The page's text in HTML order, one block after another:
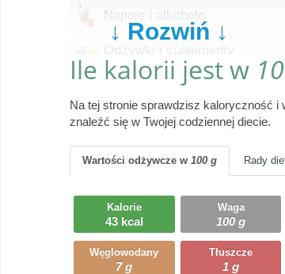
Wczytywanie
Napoje i alkohole
Wczytywanie
Wczytywanie
Wczytywanie
Pieczywo
Wczytywanie
Produkty gotowe
Wczytywanie
Ryby i owoce morza
Wczytywanie
Słodycze, desery, ciasta
↓ Rozwiń ↓
Ile kalorii jest w
Na tej stronie sprawdzisz kaloryczność i
znaleźć się w Twojej codziennej diecie.
Wartości odżywcze w 100 g Rady
Kalorie
43 kcal
Waga
100 g
Węglowodany
7 g
Tłuszcze
1 g